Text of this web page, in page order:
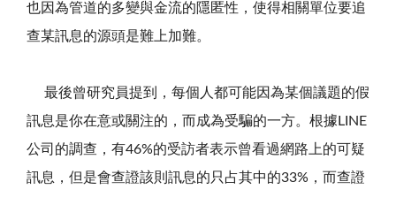
也因為管道的多變與金流的隱匿性，使得相關單位要追
查某訊息的源頭是難上加難。
最後曾研究員提到，每個人都可能因為某個議題的假
訊息是你在意或關注的，而成為受騙的一方。根據LINE
公司的調查，有46%的受訪者表示曾看過網路上的可疑
訊息，但是會查證該則訊息的只占其中的33%，而查證